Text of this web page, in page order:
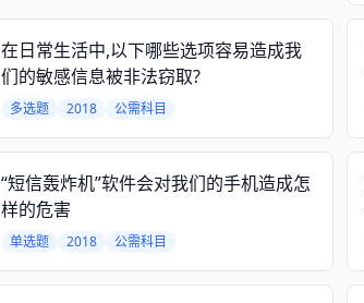
在日常生活中,以下哪些选项容易造成我
们的敏感信息被非法窃取?
多选题 2018 公需科目
“短信轰炸机”软件会对我们的手机造成怎
样的危害
单选题 2018 公需科目